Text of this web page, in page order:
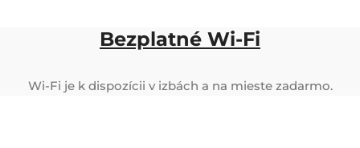
Bezplatné Wi-Fi
Wi-Fi je k dispozícii v izbách a na mieste zadarmo.